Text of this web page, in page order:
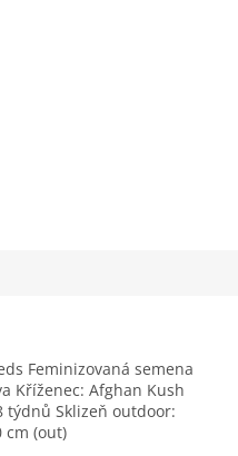
Feminizovaná semena
Kříženec: Afghan Kush
týdnů Sklizeň outdoor:
cm (out)